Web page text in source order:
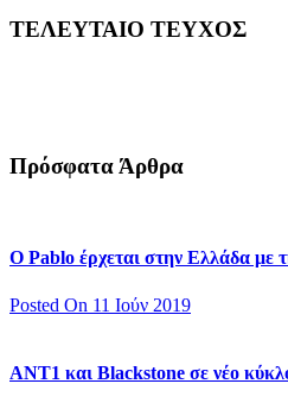
ΤΕΛΕΥΤΑΙΟ ΤΕΥΧΟΣ
Πρόσφατα Άρθρα
Ο Pablo έρχεται στην Ελλάδα με
Posted On 11 Ιούν 2019
ΑΝΤ1 και Blackstone σε νέο